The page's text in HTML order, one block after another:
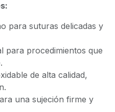
para suturas delicadas y
para procedimientos que
de alta calidad,
una sujeción firme y